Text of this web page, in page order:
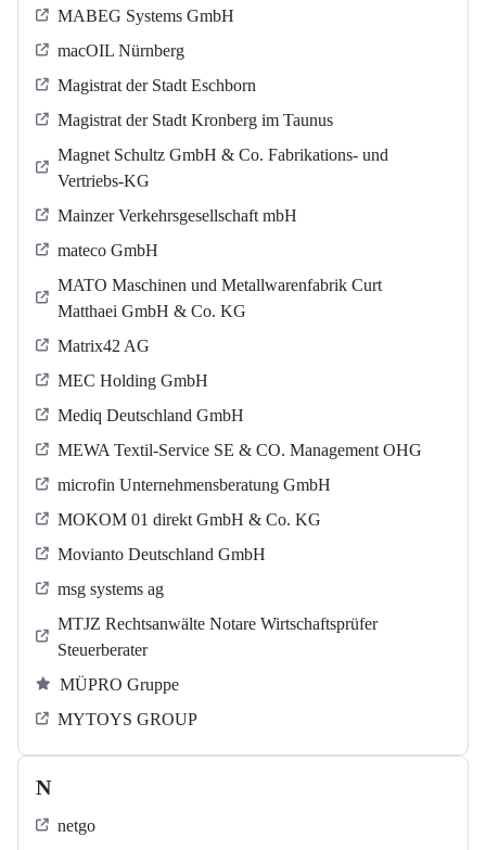
MABEG Systems GmbH
macOIL Nürnberg
Magistrat der Stadt Eschborn
Magistrat der Stadt Kronberg im Taunus
Magnet Schultz GmbH & Co. Fabrikations- und
Vertriebs-KG
Mainzer Verkehrsgesellschaft mbH
mateco GmbH
MATO Maschinen und Metallwarenfabrik Curt
Matthaei GmbH & Co. KG
Matrix42 AG
MEC Holding GmbH
Mediq Deutschland GmbH
MEWA Textil-Service SE & CO. Management OHG
microfin Unternehmensberatung GmbH
MOKOM 01 direkt GmbH & Co. KG
Movianto Deutschland GmbH
msg systems ag
MTJZ Rechtsanwälte Notare Wirtschaftsprüfer
Steuerberater
MÜPRO Gruppe
MYTOYS GROUP
N
netgo